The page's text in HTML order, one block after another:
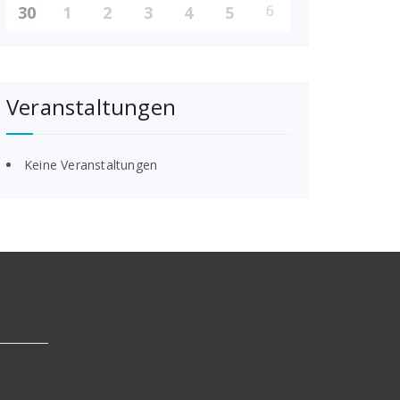
30
1 2 3 4 5 6
Veranstaltungen
Keine Veranstaltungen